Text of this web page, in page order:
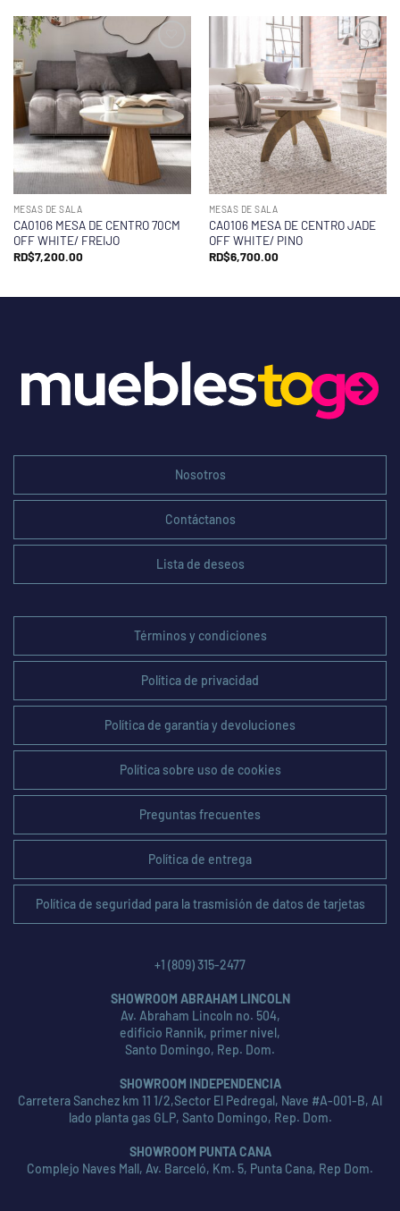
MESAS DE SALA
CA0106 MESA DE CENTRO 70CM
OFF WHITE/ FREIJO
RD$7,200.00
MESAS DE SALA
CA0106 MESA DE CENTRO JADE
OFF WHITE/ PINO
RD$6,700.00
Nosotros
Contáctanos
Lista de deseos
Términos y condiciones
Política de privacidad
Política de garantía y devoluciones
Política sobre uso de cookies
Preguntas frecuentes
Política de entrega
Política de seguridad para la trasmisión de datos de tarjetas
+1 (809) 315-2477
SHOWROOM ABRAHAM LINCOLN
Av. Abraham Lincoln no. 504,
edificio Rannik, primer nivel,
Santo Domingo, Rep. Dom.
SHOWROOM INDEPENDENCIA
Carretera Sanchez km 11 1/2,Sector El Pedregal, Nave #A-001-B, Al
lado planta gas GLP, Santo Domingo, Rep. Dom.
SHOWROOM PUNTA CANA
Complejo Naves Mall, Av. Barceló, Km. 5, Punta Cana, Rep Dom.